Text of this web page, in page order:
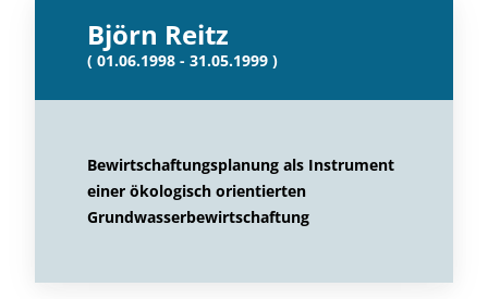
Björn Reitz
( 01.06.1998 - 31.05.1999 )
Bewirtschaftungsplanung als Instrument
einer ökologisch orientierten
Grundwasserbewirtschaftung